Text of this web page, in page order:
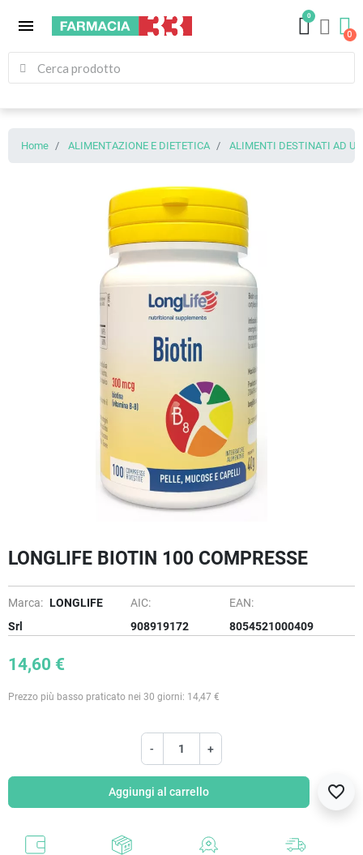
menu
0
Home ALIMENTAZIONE E DIETETICA ALIMENTI DESTINATI AD
LONGLIFE BIOTIN 100 COMPRESSE
Marca: LONGLIFE
Srl
AIC:
908919172
EAN:
8054521000409
14,60 €
Prezzo più basso praticato nei 30 giorni: 14,47 €
- +
Aggiungi al carrello favorite_border